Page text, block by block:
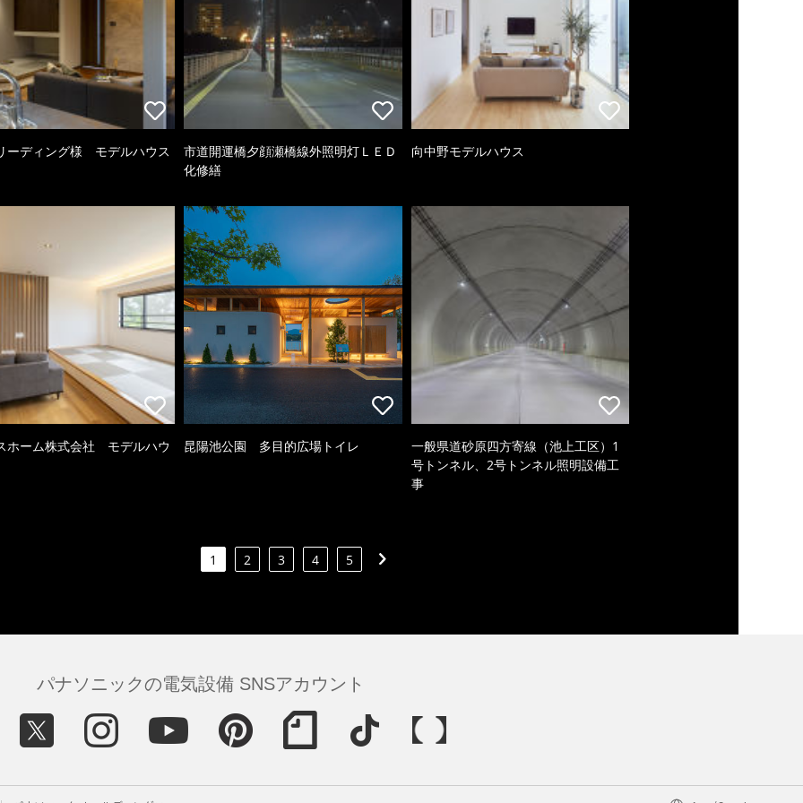
ーディング様 モデルハウス
市道開運橋夕顔瀬橋線外照明灯ＬＥＤ
化修繕
向中野モデルハウス
ホーム株式会社 モデルハウ 昆陽池公園 多目的広場トイレ
一般県道砂原四方寄線（池上工区）1
号トンネル、2号トンネル照明設備工
事
1 2 3 4 5
パナソニックの電気設備 SNSアカウント